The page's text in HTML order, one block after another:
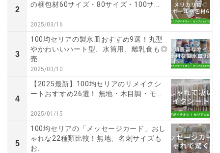
2
の梱包材60サイズ・80サイズ・100サ...
2025/03/16
3
100均セリアの製氷皿おすすめ9選！丸型
やかわいいハート型、水筒用、離乳食も◎
売...
2025/03/10
4
【2025最新】100均セリアのリメイクシ
ートおすすめ26選！ 無地・木目調・モ...
2025/01/15
5
100均セリアの「メッセージカード」おし
ゃれな22種類比較！無地、名刺サイズも
お...